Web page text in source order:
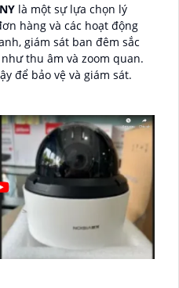
là một sự lựa chọn lý
hàng và các hoạt động
giám sát ban đêm sắc
thu âm và zoom quan.
để bảo vệ và giám sát.